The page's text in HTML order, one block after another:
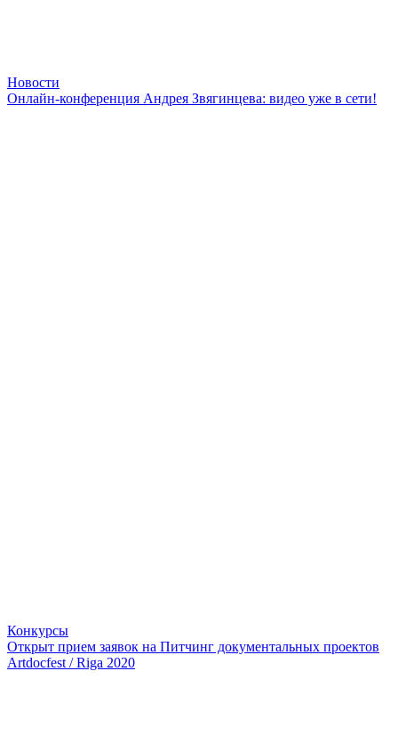
Новости
Онлайн-конференция Андрея Звягинцева: видео уже в сети!
Конкурсы
Открыт прием заявок на Питчинг документальных проектов
Artdocfest / Riga 2020